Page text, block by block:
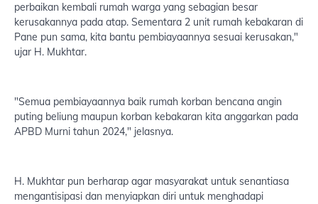
perbaikan kembali rumah warga yang sebagian besar
kerusakannya pada atap. Sementara 2 unit rumah kebakaran di
Pane pun sama, kita bantu pembiayaannya sesuai kerusakan,"
ujar H. Mukhtar.
"Semua pembiayaannya baik rumah korban bencana angin
puting beliung maupun korban kebakaran kita anggarkan pada
APBD Murni tahun 2024," jelasnya.
H. Mukhtar pun berharap agar masyarakat untuk senantiasa
mengantisipasi dan menyiapkan diri untuk menghadapi